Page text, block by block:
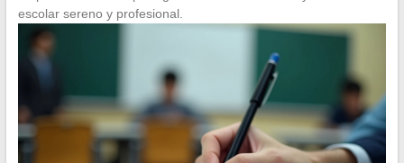
escolar sereno y profesional.